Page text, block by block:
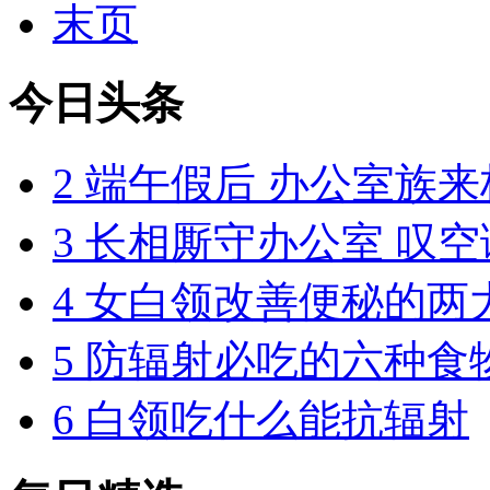
末页
今日头条
2 端午假后 办公室族
3 长相厮守办公室 叹
4 女白领改善便秘的两
5 防辐射必吃的六种食
6 白领吃什么能抗辐射